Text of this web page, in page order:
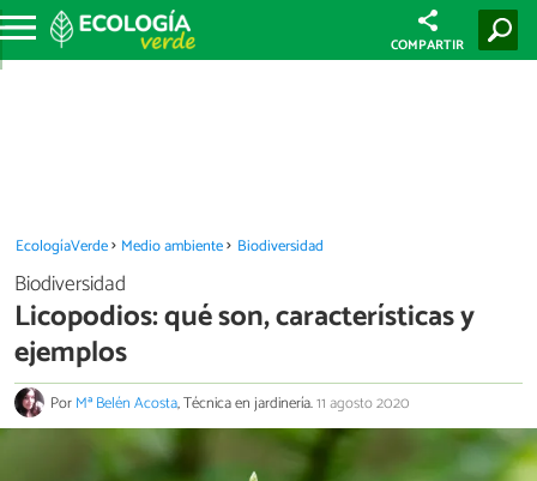
COMPARTIR
EcologíaVerde Medio ambiente Biodiversidad
Biodiversidad
Licopodios: qué son, características y
ejemplos
PorMª Belén Acosta, Técnica en jardinería.11 agosto 2020